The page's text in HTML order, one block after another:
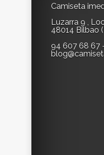
Camiseta
Luzarra 9 ,
48014 Bilbao
94 607 68 67